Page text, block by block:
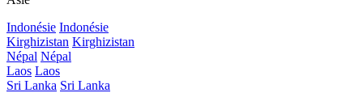
Indonésie Indonésie
Kirghizistan Kirghizistan
Népal Népal
Laos Laos
Sri Lanka Sri Lanka